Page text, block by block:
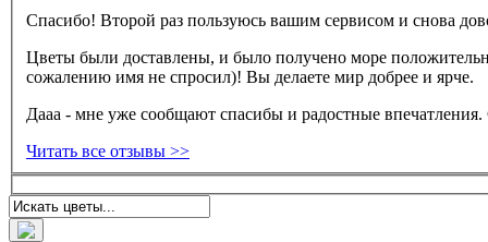
Спасибо! Второй раз пользуюсь вашим сервисом и снова
Цветы были доставлены, и было получено море
сожалению имя не спросил)! Вы делаете мир добрее и ярче.
Дааа - мне уже сообщают спасибы и радостные
Читать все отзывы >>